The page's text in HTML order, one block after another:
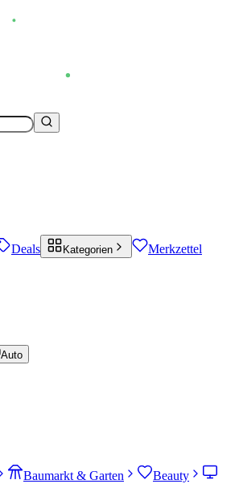
Deals Kategorien Merkzettel
Auto
Baumarkt & Garten
Beauty